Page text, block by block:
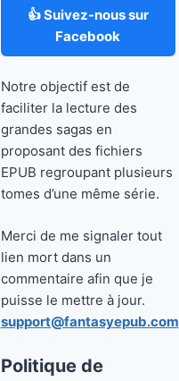
👍 Suivez-nous sur
Facebook
Notre objectif est de
faciliter la lecture des
grandes sagas en
proposant des fichiers
EPUB regroupant plusieurs
tomes d’une même série.
Merci de me signaler tout
lien mort dans un
commentaire afin que je
puisse le mettre à jour.
support@fantasyepub.com
Politique de